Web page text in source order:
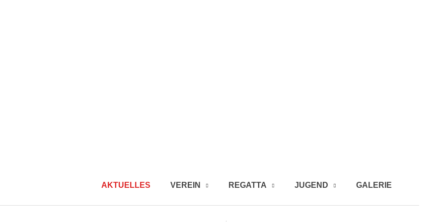
AKTUELLES VEREIN REGATTA JUGEND GALERIE